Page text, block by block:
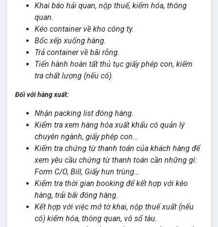
Khai báo hải quan, nộp thuế, kiểm hóa, thông
quan.
Kéo container về kho công ty.
Bốc xếp xuống hàng.
Trả container về bãi rỗng.
Tiến hành hoàn tất thủ tục giấy phép con, kiểm
tra chất lượng (nếu có).
Đối với hàng xuất:
Nhận packing list đóng hàng.
Kiểm tra xem hàng hóa xuất khẩu có quản lý
chuyên ngành, giấy phép con…
Kiểm tra chứng từ thanh toán của khách hàng để
xem yêu cầu chứng từ thanh toán cần những gì:
Form C/O, Bill, Giấy hun trùng…
Kiểm tra thời gian booking để kết hợp với kéo
hàng, trải bãi đóng hàng.
Kết hợp với việc mở tờ khai, nộp thuế xuất (nếu
có) kiểm hóa, thông quan, vô sổ tàu.